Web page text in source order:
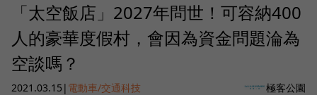
「太空飯店」2027年問世！可容納400
人的豪華度假村，會因為資金問題淪為
空談嗎？
2021.03.15 | 電動車/交通科技 極客公園